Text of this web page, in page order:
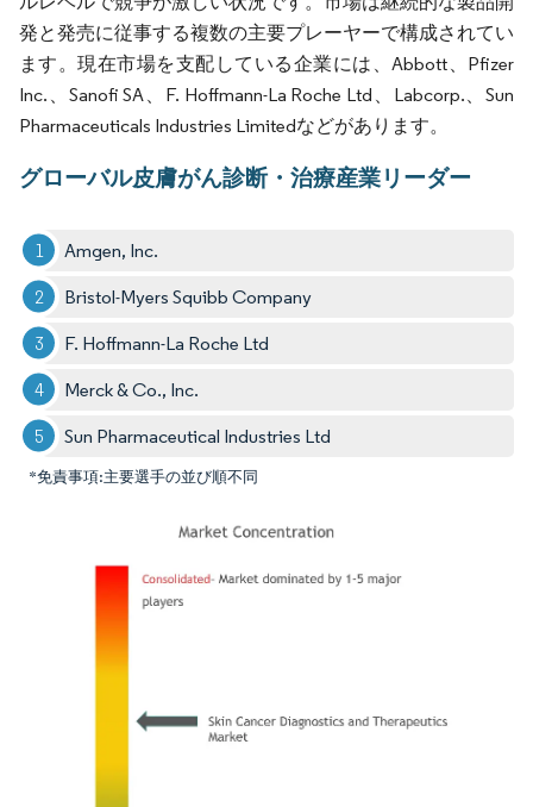
発と発売に従事する複数の主要プレーヤーで構成されてい
ます。現在市場を支配している企業には、Abbott、Pfizer
Inc.、Sanofi SA、F. Hoffmann-La Roche Ltd、Labcorp.、Sun
Pharmaceuticals Industries Limitedなどがあります。
グローバル皮膚がん診断・治療産業リーダー
Amgen, Inc.
Bristol-Myers Squibb Company
F. Hoffmann-La Roche Ltd
Merck & Co., Inc.
Sun Pharmaceutical Industries Ltd
*免責事項:主要選手の並び順不同